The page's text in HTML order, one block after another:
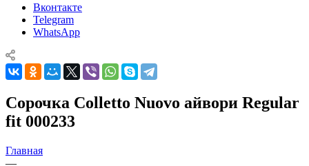
Вконтакте
Telegram
WhatsApp
Сорочка Colletto Nuovo айвори Regular
fit 000233
Главная
—